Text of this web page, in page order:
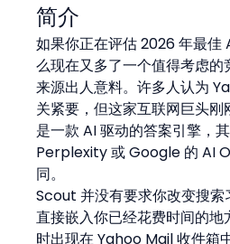
简介
如果你正在评估 2026 年最佳
么现在又多了一个值得考虑
来源出人意料。许多人认为
关紧要，但这家互联网巨头
是一款 AI 驱动的答案引擎，
Perplexity 或 Google 的 AI
同。
Scout 并没有要求你改变搜索
直接嵌入你已经花费时间的
时出现在 Yahoo Mail 收件箱